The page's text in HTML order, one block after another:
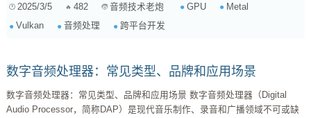
CPU处理音频，虽然已经足够强大，但面对复杂的音频算法和实时处理需求
时，难免会遇到瓶颈。而GPU，天生就擅长并行计算，拥有成百上千个核
2025/3/5 482 音频技术老炮 GPU
Metal
Vulkan
音频处理 跨平台开发
数字音频处理器：常见类型、品牌和应用场景
数字音频处理器：常见类型、品牌和应用场景 数字音频处理器（Digital
Audio Processor，简称DAP）是现代音乐制作、录音和广播领域不可或缺